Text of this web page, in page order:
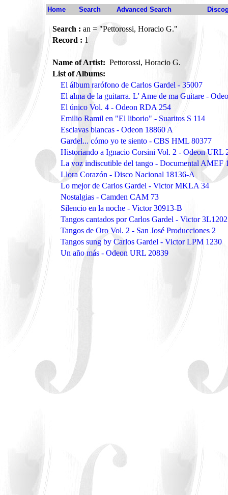
Home Search Advanced Search
Search : an = "Pettorossi, Horacio G."
Record : 1
Name of Artist: Pettorossi, Horacio G.
List of Albums:
El álbum rarófono de Carlos Gardel - 35007
El alma de la guitarra. L' Ame de ma Guitare -
El único Vol. 4 - Odeon RDA 254
Emilio Ramil en "El liborio" - Suaritos S 114
Esclavas blancas - Odeon 18860 A
Gardel... cómo yo te siento - CBS HML 80377
Historiando a Ignacio Corsini Vol. 2 - Odeon URL
La voz indiscutible del tango - Documental AMEF
Llora Corazón - Disco Nacional 18136-A
Lo mejor de Carlos Gardel - Victor MKLA 34
Nostalgias - Camden CAM 73
Silencio en la noche - Victor 30913-B
Tangos cantados por Carlos Gardel - Victor
Tangos de Oro Vol. 2 - San José Producciones 2
Tangos sung by Carlos Gardel - Victor LPM 1230
Un año más - Odeon URL 20839